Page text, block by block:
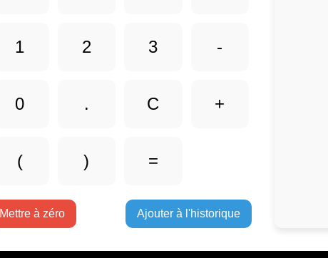
1 2 3 -
0 . C +
( ) =
Mettre à zéro Ajouter à l'historique